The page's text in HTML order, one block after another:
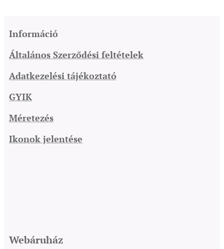
Információ
Általános Szerződési feltételek
Adatkezelési tájékoztató
GYIK
Méretezés
Ikonok jelentése
Webáruház